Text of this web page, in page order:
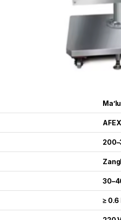
≥ 0.6